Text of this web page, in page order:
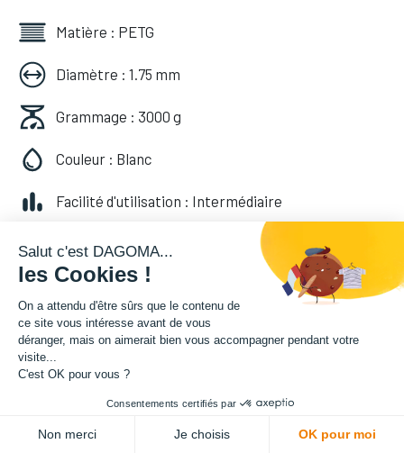
Matière : PETG
Diamètre : 1.75 mm
Grammage : 3000 g
Couleur : Blanc
Facilité d'utilisation : Intermédiaire
74,90
Soyez averti lorsque le produit est de
Enregistrer pour plus tard
Salut c'est DAGOMA...
les Cookies !
On a attendu d'être sûrs que le contenu de
ce site vous intéresse avant de vous
déranger, mais on aimerait bien vous accompagner pendant votre
visite...
C'est OK pour vous ?
Consentements certifiés par
Non merci Je choisis OK pour moi